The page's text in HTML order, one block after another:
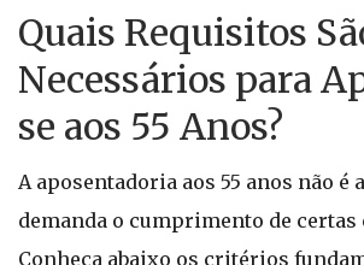
Quais Requisitos
Necessários para
se aos 55 Anos?
A aposentadoria aos 55 anos não é
demanda o cumprimento de certas
Conheça abaixo os critérios